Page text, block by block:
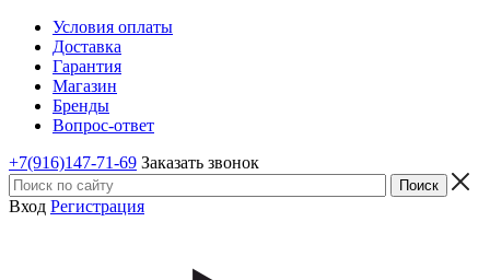
Условия оплаты
Доставка
Гарантия
Магазин
Бренды
Вопрос-ответ
+7(916)147-71-69 Заказать звонок
Вход Регистрация